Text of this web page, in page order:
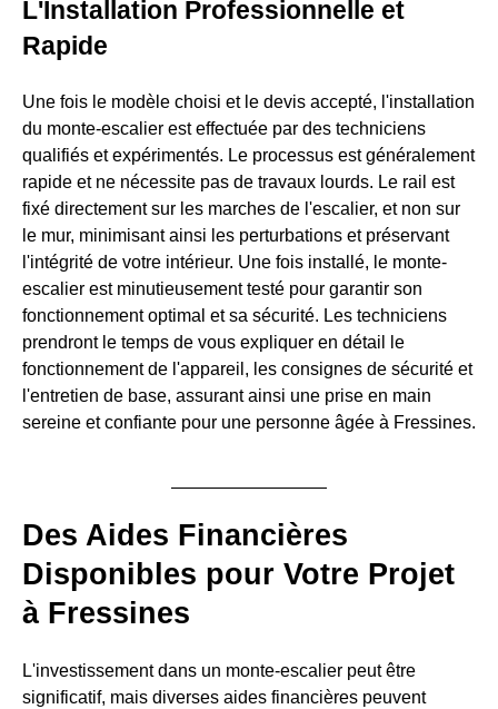
L'Installation Professionnelle et
Rapide
Une fois le modèle choisi et le devis accepté, l'installation
du monte-escalier est effectuée par des techniciens
qualifiés et expérimentés. Le processus est généralement
rapide et ne nécessite pas de travaux lourds. Le rail est
fixé directement sur les marches de l'escalier, et non sur
le mur, minimisant ainsi les perturbations et préservant
l'intégrité de votre intérieur. Une fois installé, le monte-
escalier est minutieusement testé pour garantir son
fonctionnement optimal et sa sécurité. Les techniciens
prendront le temps de vous expliquer en détail le
fonctionnement de l'appareil, les consignes de sécurité et
l'entretien de base, assurant ainsi une prise en main
sereine et confiante pour une personne âgée à Fressines.
Des Aides Financières
Disponibles pour Votre Projet
à Fressines
L'investissement dans un monte-escalier peut être
significatif, mais diverses aides financières peuvent